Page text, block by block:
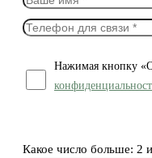
Нажимая кнопку
Какое число больше: 2